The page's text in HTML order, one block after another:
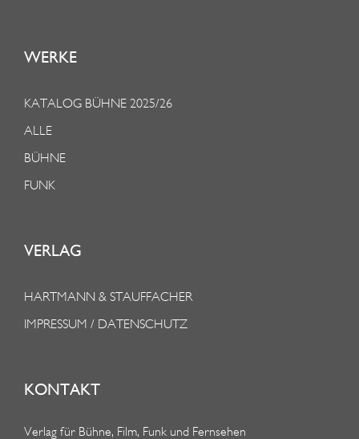
WERKE
KATALOG BÜHNE 2025/26
ALLE
BÜHNE
FUNK
VERLAG
HARTMANN & STAUFFACHER
IMPRESSUM / DATENSCHUTZ
KONTAKT
Verlag für Bühne, Film, Funk und Fernsehen